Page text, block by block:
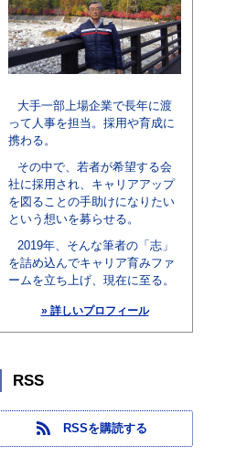
大手一部上場企業で長年に渡
って人事を担当。採用や育成に
携わる。
その中で、若者が希望する会
社に採用され、キャリアアップ
を図ることの手助けになりたい
という想いを募らせる。
2019年、そんな筆者の「志」
を詰め込んでキャリア育みファ
ームを立ち上げ、現在に至る。
» 詳しいプロフィール
RSS
RSSを購読する